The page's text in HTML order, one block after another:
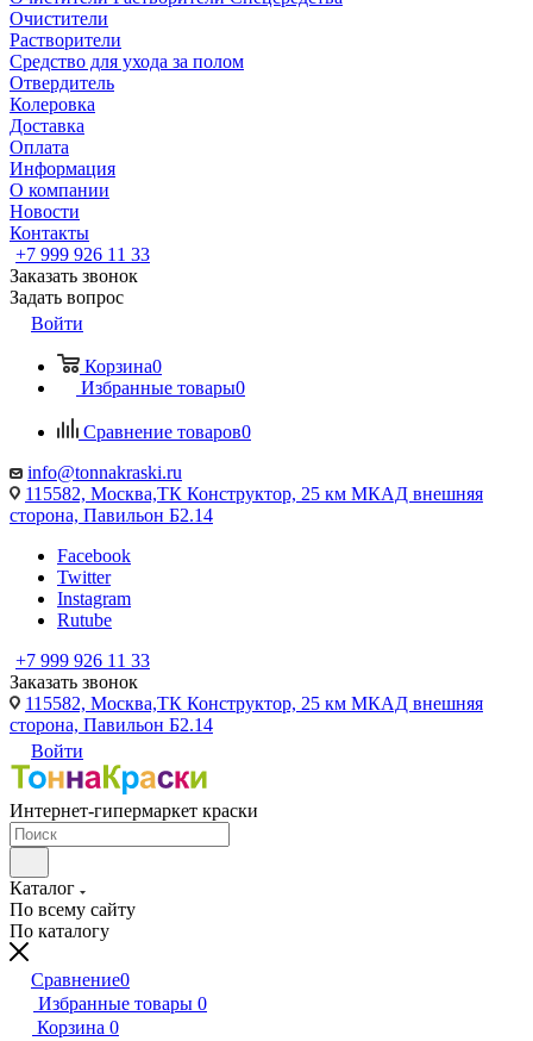
Очистители
Растворители
Средство для ухода за полом
Отвердитель
Колеровка
Доставка
Оплата
Информация
О компании
Новости
Контакты
+7 999 926 11 33
Заказать звонок
Задать вопрос
Войти
Корзина0
Избранные товары0
Сравнение товаров0
info@tonnakraski.ru
115582, Москва,ТК Конструктор, 25 км МКАД внешняя
сторона, Павильон Б2.14
Facebook
Twitter
Instagram
Rutube
+7 999 926 11 33
Заказать звонок
115582, Москва,ТК Конструктор, 25 км МКАД внешняя
сторона, Павильон Б2.14
Войти
Интернет-гипермаркет краски
Каталог
По всему сайту
По каталогу
Сравнение0
Избранные товары 0
Корзина 0